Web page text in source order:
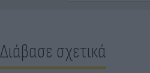
Διάβασε σχετικά